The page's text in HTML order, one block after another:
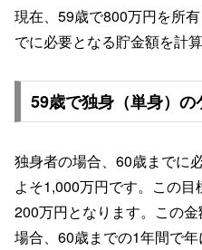
現在、59歳で800万円を所
でに必要となる貯金額を計
59歳で独身（単身）の
独身者の場合、60歳までに
よそ1,000万円です。この
200万円となります。この
場合、60歳までの1年間で